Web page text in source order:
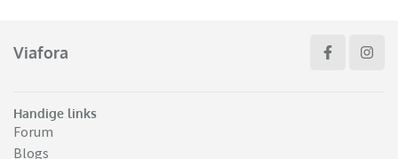
Viafora
Handige links
Forum
Blogs